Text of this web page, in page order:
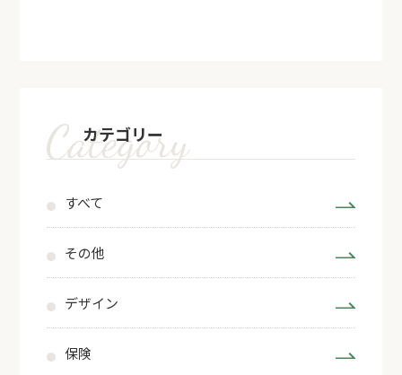
カテゴリー
すべて
その他
デザイン
保険